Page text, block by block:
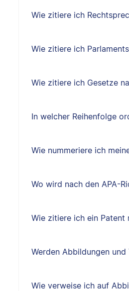
Wie zitiere ich
Wie zitiere ich
Wie zitiere ich Gesetze
In welcher Reihenfolge
Wie nummeriere ich
Wo wird nach den APA-
Wie zitiere ich ein Patent
Werden Abbildungen
Wie verweise ich auf